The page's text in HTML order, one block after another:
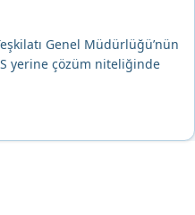
Genel Müdürlüğü’nün
yerine çözüm niteliğinde